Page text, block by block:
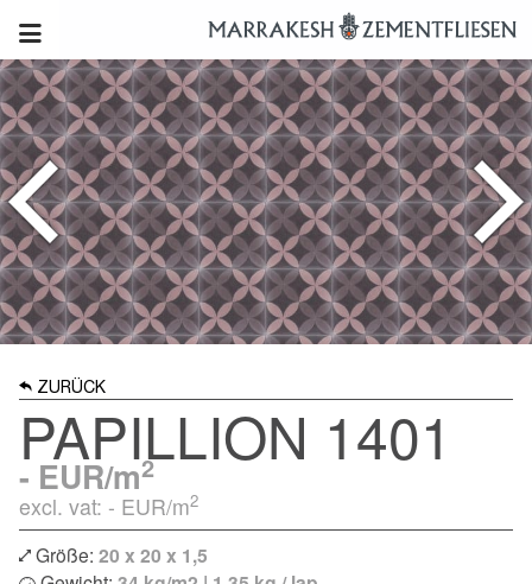
ZURÜCK
PAPILLION 1401
- EUR/m2
excl. vat: - EUR/m2
Größe: 20 x 20 x 1,5